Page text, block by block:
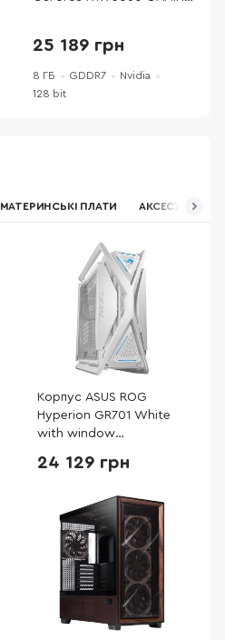
25 189 грн
8 ГБ GDDR7
Nvidia
128 bit
МАТЕРИНСЬКІ ПЛАТИ АКСЕСУАРИ
Корпус ASUS ROG
Hyperion GR701 White
with window
24 129 грн